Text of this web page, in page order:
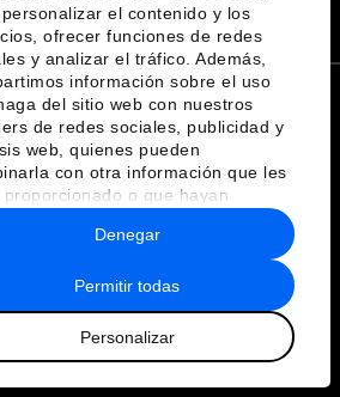
el contenido y los
ofrecer funciones de redes
y analizar el tráfico. Además,
información sobre el uso
del sitio web con nuestros
de redes sociales, publicidad y
web, quienes pueden
con otra información que les
proporcionado o que hayan
a partir del uso que haya
de sus servicios.
Permitir todas
Personalizar
Denegar